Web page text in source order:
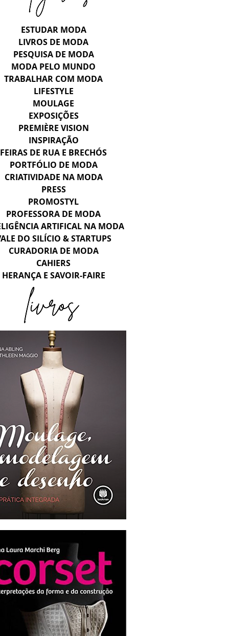
ESTUDAR MODA
LIVROS DE MODA
PESQUISA DE MODA
MODA PELO MUNDO
TRABALHAR COM MODA
LIFESTYLE
MOULAGE
EXPOSIÇÕES
PREMIÈRE VISION
INSPIRAÇÃO
FEIRAS DE RUA E BRECHÓS
PORTFÓLIO DE MODA
CRIATIVIDADE NA MODA
PRESS
PROMOSTYL
PROFESSORA DE MODA
ARTIFICAL NA MODA
DO SILÍCIO & STARTUPS
CURADORIA DE MODA
CAHIERS
HERANÇA E SAVOIR-FAIRE